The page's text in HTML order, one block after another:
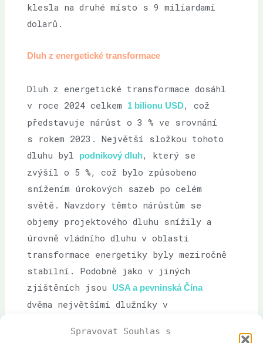
Spravovat Souhlas s
klesla na druhé místo s 9 miliardami
dolarů.
Dluh z energetické transformace
Dluh z energetické transformace dosáhl
v roce 2024 celkem
1 bilionu USD, což
představuje nárůst o 3 % ve srovnání
s rokem 2023. Největší složkou tohoto
dluhu byl
podnikový dluh, který se
zvýšil o 5 %, což bylo způsobeno
snížením úrokových sazeb po celém
světě. Navzdory těmto nárůstům se
objemy projektového dluhu snížily a
úrovně vládního dluhu v oblasti
transformace energetiky byly meziročně
stabilní. Podobně jako v jiných
zjištěních jsou
USA a pevninská Čína
dvěma největšími dlužníky v